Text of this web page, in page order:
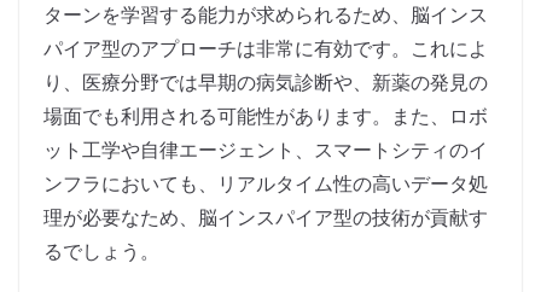
ターンを学習する能力が求められるため、脳インス
パイア型のアプローチは非常に有効です。これによ
り、医療分野では早期の病気診断や、新薬の発見の
場面でも利用される可能性があります。また、ロボ
ット工学や自律エージェント、スマートシティのイ
ンフラにおいても、リアルタイム性の高いデータ処
理が必要なため、脳インスパイア型の技術が貢献す
るでしょう。